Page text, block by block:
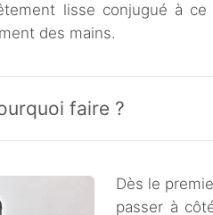
lisse conjugué à ce
des mains.
faire ?
Dès le
passer à